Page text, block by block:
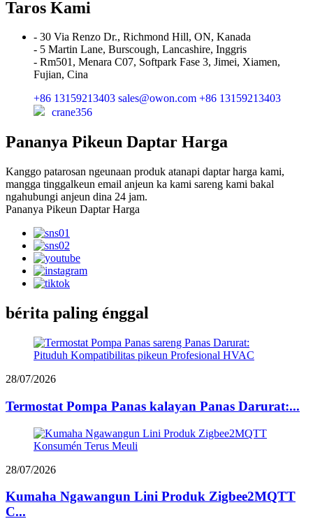
Taros Kami
- 30 Via Renzo Dr., Richmond Hill, ON, Kanada
- 5 Martin Lane, Burscough, Lancashire, Inggris
- Rm501, Menara C07, Softpark Fase 3, Jimei, Xiamen,
Fujian, Cina
+86 13159213403 sales@owon.com +86 13159213403
crane356
Pananya Pikeun Daptar Harga
Kanggo patarosan ngeunaan produk atanapi daptar harga kami,
mangga tinggalkeun email anjeun ka kami sareng kami bakal
ngahubungi anjeun dina 24 jam.
Pananya Pikeun Daptar Harga
bérita paling énggal
28/07/2026
Termostat Pompa Panas kalayan Panas Darurat:...
28/07/2026
Kumaha Ngawangun Lini Produk Zigbee2MQTT
C...